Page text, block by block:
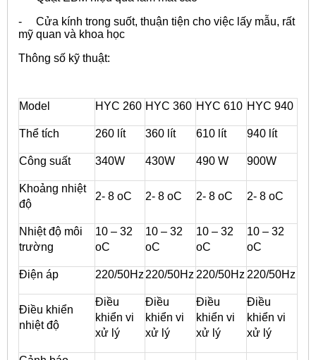
- Cửa kính trong suốt, thuận tiện cho việc lấy mẫu, rất
mỹ quan và khoa học
Thông số kỹ thuật:
Model HYC 260 HYC 360 HYC 610 HYC 940
Thể tích 260 lít 360 lít 610 lít 940 lít
Công suất 340W 430W 490 W 900W
Khoảng nhiệt
độ
2- 8 oC 2- 8 oC 2- 8 oC 2- 8 oC
Nhiệt độ môi
trường
10 – 32
oC
10 – 32
oC
10 – 32
oC
10 – 32
oC
Điện áp 220/50Hz 220/50Hz 220/50Hz 220/50Hz
Điều khiển
nhiệt độ
Điều
khiển vi
xử lý
Điều
khiển vi
xử lý
Điều
khiển vi
xử lý
Điều
khiển vi
xử lý